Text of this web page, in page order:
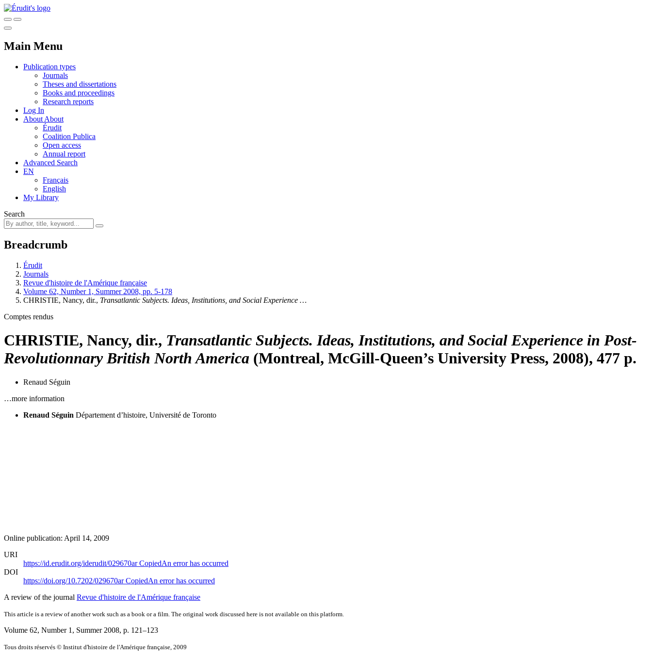
Main Menu
Publication types
Journals
Theses and dissertations
Books and proceedings
Research reports
Log In
About About
Érudit
Coalition Publica
Open access
Annual report
Advanced Search
EN
Français
English
My Library
Search
Breadcrumb
Érudit
Journals
Revue d'histoire de l'Amérique française
Volume 62, Number 1, Summer 2008, pp. 5-178
CHRISTIE, Nancy, dir., Transatlantic Subjects. Ideas, Institutions, and Social Experience …
Comptes rendus
CHRISTIE, Nancy, dir., Transatlantic Subjects. Ideas, Institutions, and Social Experience in Post-
Revolutionnary British North America (Montreal, McGill-Queen’s University Press, 2008), 477 p.
Renaud Séguin
…more information
Renaud Séguin Département d’histoire, Université de Toronto
Online publication: April 14, 2009
URI
https://id.erudit.org/iderudit/029670arCopiedAn error has occurred
DOI
https://doi.org/10.7202/029670arCopiedAn error has occurred
A review of the journal Revue d'histoire de l'Amérique française
This article is a review of another work such as a book or a film. The original work discussed here is not available on this platform.
Volume 62, Number 1, Summer 2008, p. 121–123
Tous droits réservés © Institut d'histoire de l'Amérique française, 2009